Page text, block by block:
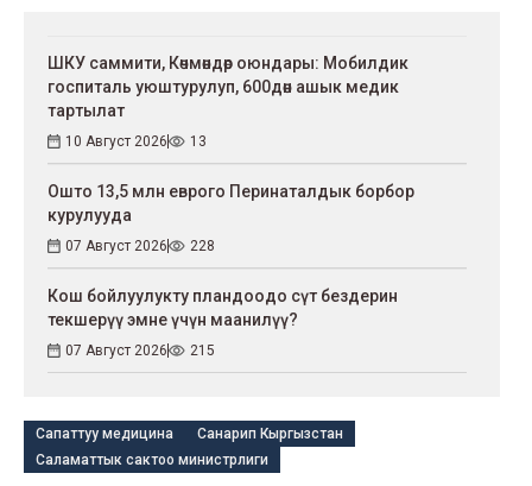
ШКУ саммити, Көчмөндөр оюндары: Мобилдик
госпиталь уюштурулуп, 600дөн ашык медик
тартылат
10 Август 2026 13
Ошто 13,5 млн еврого Перинаталдык борбор
курулууда
07 Август 2026 228
Кош бойлуулукту пландоодо сүт бездерин
текшерүү эмне үчүн маанилүү?
07 Август 2026 215
Сапаттуу медицина
Санарип Кыргызстан
Саламаттык сактоо министрлиги